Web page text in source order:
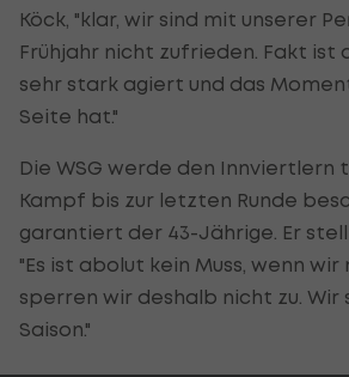
Köck, "klar, wir sind mit unserer
Frühjahr nicht zufrieden. Fakt ist
sehr stark agiert und das
Seite hat."
Die WSG werde den Innviertlern
Kampf bis zur letzten Runde
garantiert der 43-Jährige. Er
"Es ist abolut kein Muss, wenn
sperren wir deshalb nicht zu. Wir
Saison."